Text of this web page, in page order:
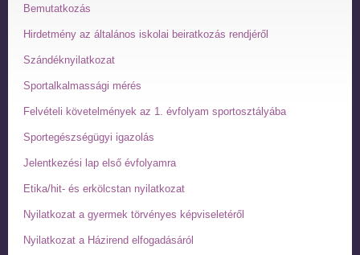
Bemutatkozás
Hirdetmény az általános iskolai beiratkozás rendjéről
Szándéknyilatkozat
Sportalkalmassági mérés
Felvételi követelmények az 1. évfolyam sportosztályába
Sportegészségügyi igazolás
Jelentkezési lap első évfolyamra
Etika/hit- és erkölcstan nyilatkozat
Nyilatkozat a gyermek törvényes képviseletéről
Nyilatkozat a Házirend elfogadásáról